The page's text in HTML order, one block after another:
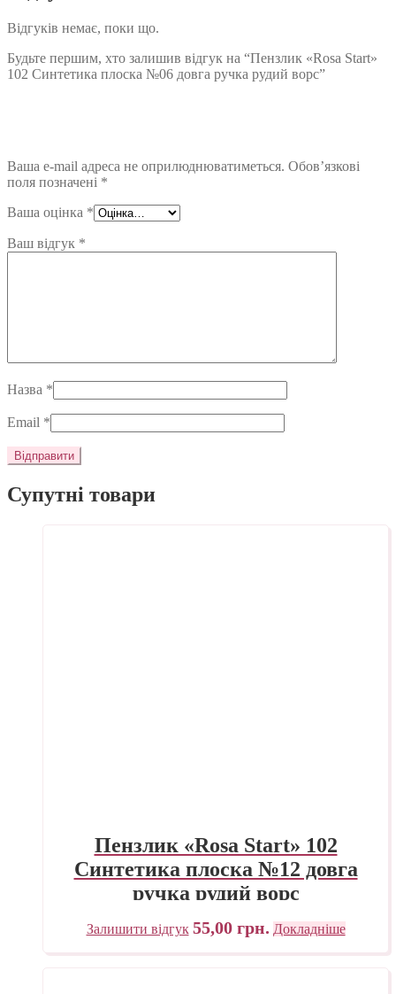
Відгуків немає, поки що.
Будьте першим, хто залишив відгук на “Пензлик «Rosa Start»
102 Синтетика плоска №06 довга ручка рудий ворс”
Ваша e-mail адреса не оприлюднюватиметься. Обов’язкові
поля позначені *
Ваша оцінка *
Ваш відгук *
Назва *
Email *
Супутні товари
Пензлик «Rosa Start» 102
Синтетика плоска №12 довга
ручка рудий ворс
Залишити відгук 55,00 грн. Докладніше